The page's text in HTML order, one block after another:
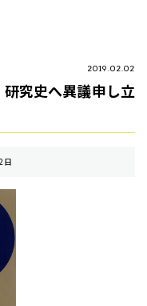
2019.02.02
究史へ異議申し立
日